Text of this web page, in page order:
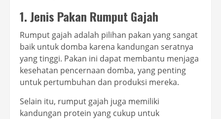
1. Jenis Pakan Rumput Gajah
Rumput gajah adalah pilihan pakan yang sangat
baik untuk domba karena kandungan seratnya
yang tinggi. Pakan ini dapat membantu menjaga
kesehatan pencernaan domba, yang penting
untuk pertumbuhan dan produksi mereka.
Selain itu, rumput gajah juga memiliki
kandungan protein yang cukup untuk